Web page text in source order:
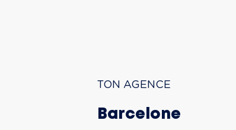
TON AGENCE
Barcelone